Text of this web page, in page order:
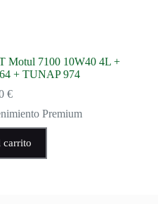
Motul 7100 10W40 4L +
+ TUNAP 974
€
Premium
carrito